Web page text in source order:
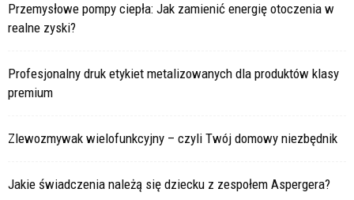
Przemysłowe pompy ciepła: Jak zamienić energię otoczenia w
realne zyski?
Profesjonalny druk etykiet metalizowanych dla produktów klasy
premium
Zlewozmywak wielofunkcyjny – czyli Twój domowy niezbędnik
Jakie świadczenia należą się dziecku z zespołem Aspergera?